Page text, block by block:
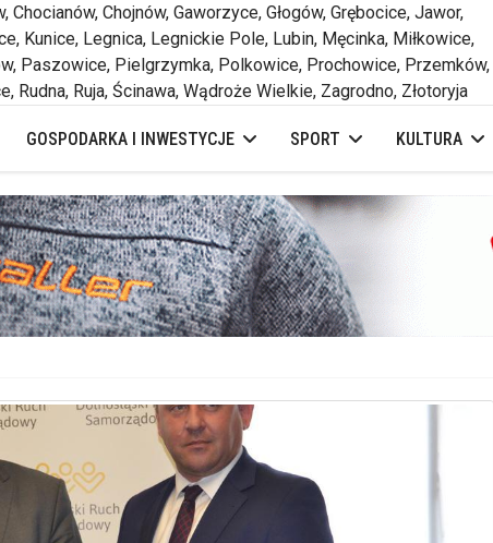
Chojnów, Gaworzyce, Głogów, Grębocice, Jawor,
Kunice, Legnica, Legnickie Pole, Lubin, Męcinka, Miłkowice,
Paszowice, Pielgrzymka, Polkowice, Prochowice, Przemków,
Rudna, Ruja, Ścinawa, Wądroże Wielkie, Zagrodno, Złotoryja
GOSPODARKA I INWESTYCJE SPORT KULTURA